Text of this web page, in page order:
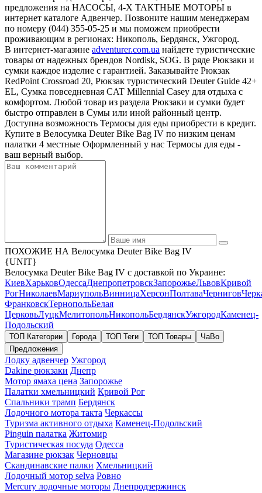
предложения на НАСОСЫ, 4-Х ТАКТНЫЕ МОТОРЫ в
интернет каталоге Адвенчер. Позвоните нашим менеджерам
по номеру (044) 355-05-25 и мы поможем приобрести
проживающим в регионах: Никополь, Бердянск, Ужгород.
В интернет-магазине adventurer.com.ua найдете туристические
товары от надежных брендов Nordisk, SOG. В ряде Рюкзаки и
сумки каждое изделие с гарантией. Заказывайте Рюкзак
RedPoint Crossroad 20, Рюкзак туристический Deuter Guide 42+
EL, Сумка повседневная CAT Millennial Casey для отдыха с
комфортом. Любой товар из раздела Рюкзаки и сумки будет
быстро отправлен в Сумы или иной районный центр.
Доступна возможность Термосы для еды приобрести в кредит.
Купите в Велосумка Deuter Bike Bag IV по низким ценам
палатки 4 местные Оформленный у нас Термосы для еды -
ваш верный выбор.
ПОХОЖИЕ НА Велосумка Deuter Bike Bag IV
{UNIT}
Велосумка Deuter Bike Bag IV с доставкой по Украине:
КиевХарьковОдессаДнепропетровскЗапорожьеЛьвовКривой
РогНиколаевМариупольВинницаХерсонПолтаваЧернигов
ФранковскТернопольБелая
ЦерковьЛуцкМелитопольНикопольБердянскУжгородКаменец-
Подольский
ТОП Категории Города ТОП Теги ТОП Товары
ЧаВо
Предложения
Лодку адвенчер Ужгород
Dakine рюкзаки Днепр
Мотор ямаха цена Запорожье
Палатки хмельницкий Кривой Рог
Спальники трамп Бердянск
Лодочного мотора такта Черкассы
Туризма активного отдыха Каменец-Подольский
Pinguin палатка Житомир
Туристическая посуда Одесса
Магазине рюкзак Черновцы
Скандинавские палки Хмельницкий
Лодочный мотор selva Ровно
Mercury лодочные моторы Днепродзержинск